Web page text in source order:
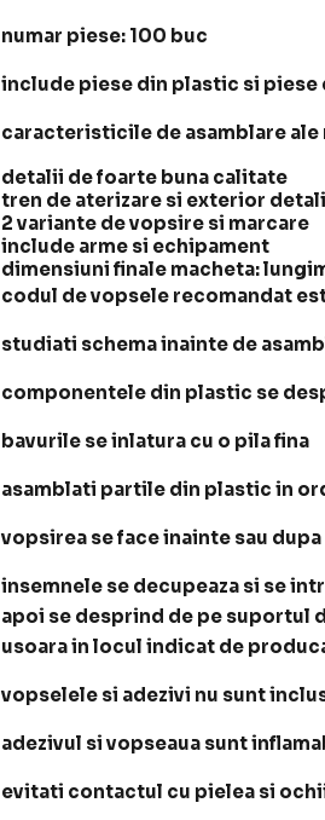
numar piese: 100 buc
include piese din plastic si
caracteristicile de asamblare
detalii de foarte buna calitate
tren de aterizare si exterior
2 variante de vopsire si marcare
include arme si echipament
dimensiuni finale macheta:
codul de vopsele recomandat
studiati schema inainte de
componentele din plastic se
bavurile se inlatura cu o pila fina
asamblati partile din plastic in
vopsirea se face inainte sau
insemnele se decupeaza si se
apoi se desprind de pe suportul
usoara in locul indicat de
vopselele si adezivi nu sunt
adezivul si vopseaua sunt
evitati contactul cu pielea si